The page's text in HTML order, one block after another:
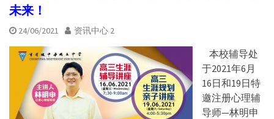
未来！
24/06/2021 资讯中心 2
本校辅导处
于2021年6月
16日和19日特
邀注册心理辅
导师—林明申